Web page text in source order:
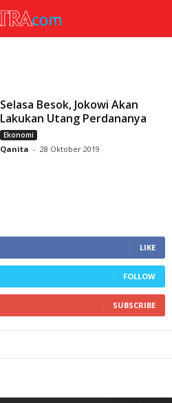
Selasa Besok, Jokowi Akan
Lakukan Utang Perdananya
Ekonomi
Qanita - 28 Oktober 2019
LIKE
FOLLOW
SUBSCRIBE